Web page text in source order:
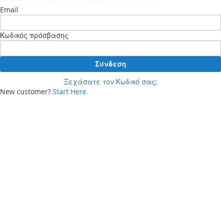
Email
Κωδικός πρόσβασης
Σύνδεση
Ξεχάσατε τον Κωδικό σας;
New customer? Start Here.